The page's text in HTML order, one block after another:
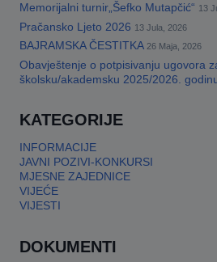
Memorijalni turnir„Šefko Mutapčić“ 13
Pračansko Ljeto 2026 13 Jula, 2026
BAJRAMSKA ČESTITKA 26 Maja, 2026
Obavještenje o potpisivanju ugovora
školsku/akademsku 2025/2026.
KATEGORIJE
INFORMACIJE
JAVNI POZIVI-KONKURSI
MJESNE ZAJEDNICE
VIJEĆE
VIJESTI
DOKUMENTI